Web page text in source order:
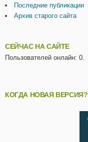
Последние публикации
Архив старого сайта
СЕЙЧАС НА САЙТЕ
Пользователей онлайн: 0.
КОГДА НОВАЯ ВЕРСИЯ?